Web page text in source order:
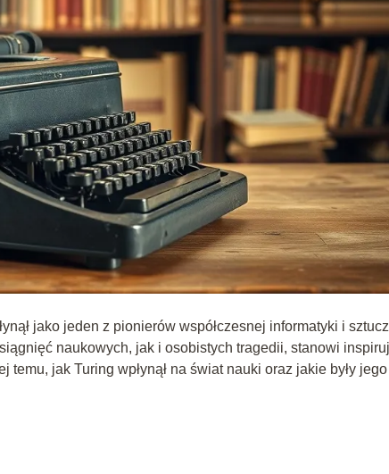
jako jeden z pionierów współczesnej informatyki i
naukowych, jak i osobistych tragedii, stanowi
jak Turing wpłynął na świat nauki oraz jakie były jego